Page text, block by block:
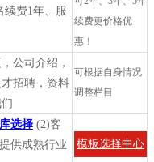
续费1年、服
续费更价格优
惠！
公司介绍，
招聘，资料
可根据自身情况
调整栏目
选择 (2)客
供成熟行业
模板选择中心